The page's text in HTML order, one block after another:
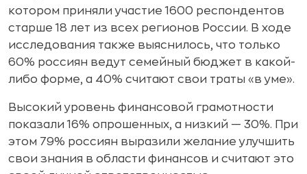
котором приняли участие 1600 респондентов
старше 18 лет из всех регионов России. В ходе
исследования также выяснилось, что только
60% россиян ведут семейный бюджет в какой-
либо форме, а 40% считают свои траты «в уме».
Высокий уровень финансовой грамотности
показали 16% опрошенных, а низкий — 30%. При
этом 79% россиян выразили желание улучшить
свои знания в области финансов и считают это